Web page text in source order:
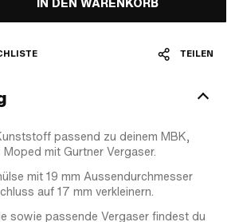
TEILEN
passend zu deinem MBK,
mit Gurtner Vergaser.
mit 19 mm Aussendurchmesser
auf 17 mm verkleinern.
sowie passende Vergaser findest du